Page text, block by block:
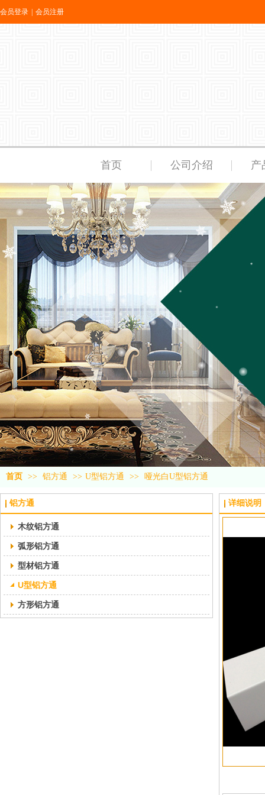
会员登录 会员注册
首页 公司介绍 产
首页 >> 铝方通 >> U型铝方通 >> 哑光白U型铝方通
铝方通
木纹铝方通
弧形铝方通
型材铝方通
U型铝方通
方形铝方通
详细说明